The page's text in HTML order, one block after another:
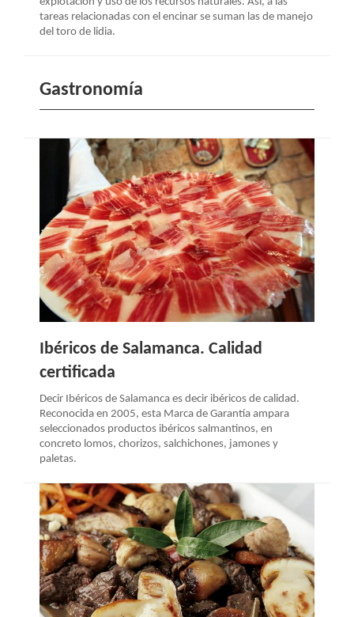
tareas relacionadas con el encinar se suman las de manejo
del toro de lidia.
Gastronomía
Ibéricos de Salamanca. Calidad
certificada
Decir Ibéricos de Salamanca es decir ibéricos de calidad.
Reconocida en 2005, esta Marca de Garantía ampara
seleccionados productos ibéricos salmantinos, en
concreto lomos, chorizos, salchichones, jamones y
paletas.